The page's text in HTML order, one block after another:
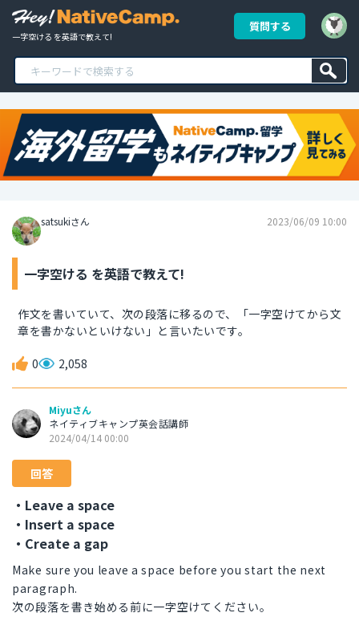
一字空ける を英語で教えて!
質問する
satsukiさん 2023/06/09 10:00
一字空ける を英語で教えて!
作文を書いていて、次の段落に移るので、「一字空けてから文
章を書かないといけない」と言いたいです。
0 2,058
Miyuさん
ネイティブキャンプ英会話講師
2024/04/14 00:00
回答
・Leave a space
・Insert a space
・Create a gap
Make sure you leave a space before you start the next
paragraph.
次の段落を書き始める前に一字空けてください。